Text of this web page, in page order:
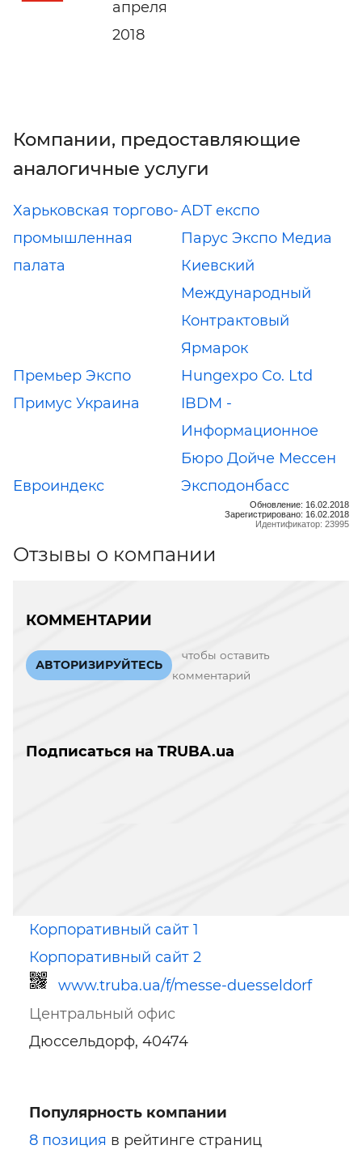
апреля
2018
Компании, предоставляющие
аналогичные услуги
Харьковская торгово-
промышленная
палата
ADT експо
Парус Экспо Медиа
Киевский
Международный
Контрактовый
Ярмарок
Премьер Экспо
Hungexpo Co. Ltd
Примус Украина
IBDM -
Информационное
Бюро Дойче Мессен
Евроиндекс
Эксподонбасс
Обновление: 16.02.2018
Зарегистрировано: 16.02.2018
Идентификатор: 23995
Отзывы о компании
КОММЕНТАРИИ
АВТОРИЗИРУЙТЕСЬ
чтобы оставить
комментарий
Подписаться на TRUBA.ua
Корпоративный сайт 1
Корпоративный сайт 2
www.truba.ua/f/messe-duesseldorf
Ссылка для мобильных устройств
Центральный офис
Дюссельдорф, 40474
Популярность компании
8 позиция в рейтинге страниц